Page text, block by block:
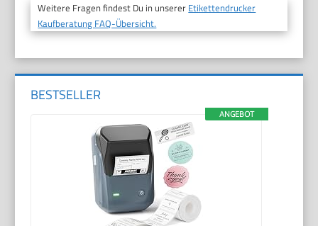
Weitere Fragen findest Du in unserer Etikettendrucker
Kaufberatung FAQ-Übersicht.
BESTSELLER
ANGEBOT